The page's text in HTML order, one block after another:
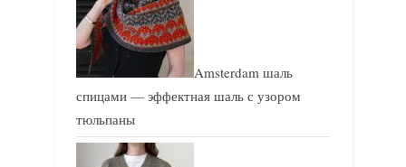
Amsterdam шаль
спицами — эффектная шаль с узором
тюльпаны